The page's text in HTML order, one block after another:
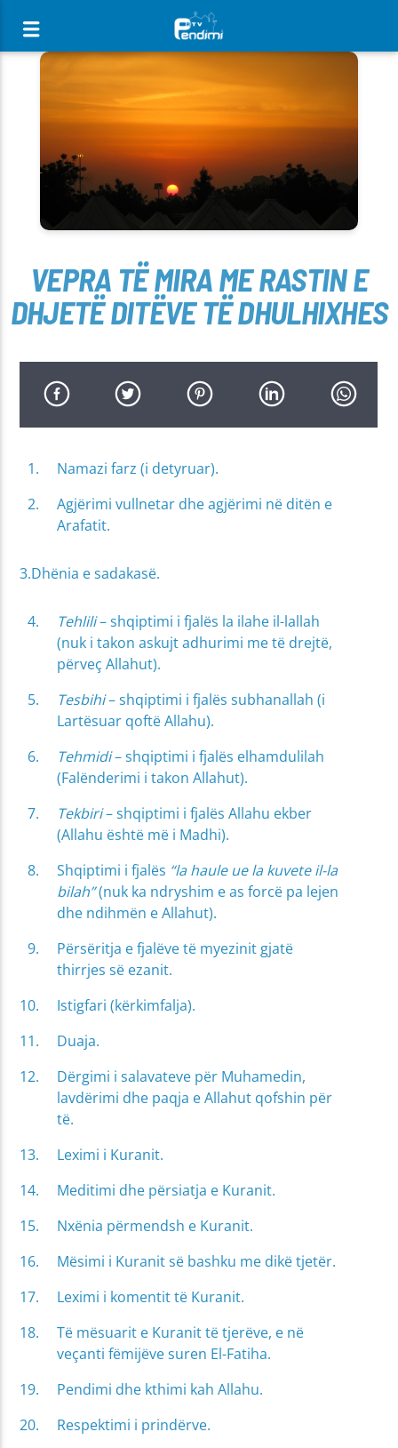
[There are no radio stations in the database]
VEPRA TË MIRA ME RASTIN E
DHJETË DITËVE TË DHULHIXHES
Namazi farz (i detyruar).
Agjërimi vullnetar dhe agjërimi në ditën e
Arafatit.
3.Dhënia e sadakasë.
Tehlili– shqiptimi i fjalës la ilahe il-lallah
(nuk i takon askujt adhurimi me të drejtë,
përveç Allahut).
Tesbihi– shqiptimi i fjalës subhanallah (i
Lartësuar qoftë Allahu).
Tehmidi– shqiptimi i fjalës elhamdulilah
(Falënderimi i takon Allahut).
Tekbiri– shqiptimi i fjalës Allahu ekber
(Allahu është më i Madhi).
Shqiptimi i fjalës “la haule ue la kuvete il-la
bilah”(nuk ka ndryshim e as forcë pa lejen
dhe ndihmën e Allahut).
Përsëritja e fjalëve të myezinit gjatë
thirrjes së ezanit.
Istigfari (kërkimfalja).
Duaja.
Dërgimi i salavateve për Muhamedin,
lavdërimi dhe paqja e Allahut qofshin për
të.
Leximi i Kuranit.
Meditimi dhe përsiatja e Kuranit.
Nxënia përmendsh e Kuranit.
Mësimi i Kuranit së bashku me dikë tjetër.
Leximi i komentit të Kuranit.
Të mësuarit e Kuranit të tjerëve, e në
veçanti fëmijëve suren El-Fatiha.
Pendimi dhe kthimi kah Allahu.
Respektimi i prindërve.